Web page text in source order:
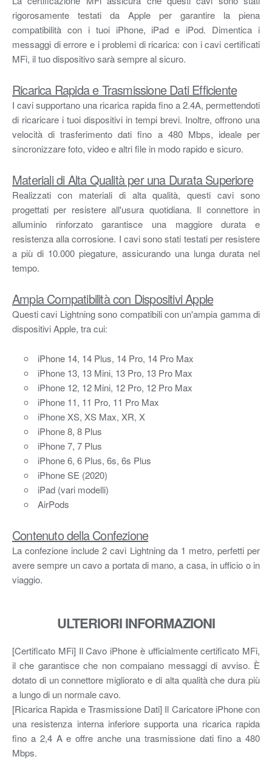
rigorosamente testati da Apple per garantire la piena
compatibilità con i tuoi iPhone, iPad e iPod. Dimentica i
messaggi di errore e i problemi di ricarica: con i cavi certificati
MFi, il tuo dispositivo sarà sempre al sicuro.
Ricarica Rapida e Trasmissione Dati Efficiente
I cavi supportano una ricarica rapida fino a 2.4A, permettendoti
di ricaricare i tuoi dispositivi in tempi brevi. Inoltre, offrono una
velocità di trasferimento dati fino a 480 Mbps, ideale per
sincronizzare foto, video e altri file in modo rapido e sicuro.
Materiali di Alta Qualità per una Durata Superiore
Realizzati con materiali di alta qualità, questi cavi sono
progettati per resistere all'usura quotidiana. Il connettore in
alluminio rinforzato garantisce una maggiore durata e
resistenza alla corrosione. I cavi sono stati testati per resistere
a più di 10.000 piegature, assicurando una lunga durata nel
tempo.
Ampia Compatibilità con Dispositivi Apple
Questi cavi Lightning sono compatibili con un'ampia gamma di
dispositivi Apple, tra cui:
iPhone 14, 14 Plus, 14 Pro, 14 Pro Max
iPhone 13, 13 Mini, 13 Pro, 13 Pro Max
iPhone 12, 12 Mini, 12 Pro, 12 Pro Max
iPhone 11, 11 Pro, 11 Pro Max
iPhone XS, XS Max, XR, X
iPhone 8, 8 Plus
iPhone 7, 7 Plus
iPhone 6, 6 Plus, 6s, 6s Plus
iPhone SE (2020)
iPad (vari modelli)
AirPods
Contenuto della Confezione
La confezione include 2 cavi Lightning da 1 metro, perfetti per
avere sempre un cavo a portata di mano, a casa, in ufficio o in
viaggio.
ULTERIORI INFORMAZIONI
[Certificato MFi] Il Cavo iPhone è ufficialmente certificato MFi,
il che garantisce che non compaiano messaggi di avviso. È
dotato di un connettore migliorato e di alta qualità che dura più
a lungo di un normale cavo.
[Ricarica Rapida e Trasmissione Dati] Il Caricatore iPhone con
una resistenza interna inferiore supporta una ricarica rapida
fino a 2,4 A e offre anche una trasmissione dati fino a 480
Mbps.